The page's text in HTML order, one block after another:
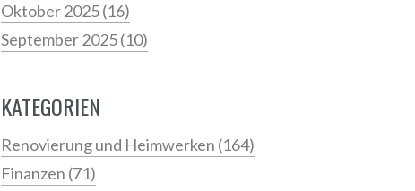
Oktober 2025(16)
September 2025(10)
KATEGORIEN
Renovierung und Heimwerken (164)
Finanzen (71)